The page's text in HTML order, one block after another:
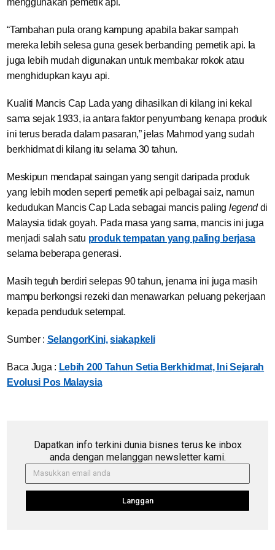
“Tambahan pula orang kampung apabila bakar sampah
mereka lebih selesa guna gesek berbanding pemetik api. Ia
juga lebih mudah digunakan untuk membakar rokok atau
menghidupkan kayu api.
Kualiti Mancis Cap Lada yang dihasilkan di kilang ini kekal
sama sejak 1933, ia antara faktor penyumbang kenapa produk
ini terus berada dalam pasaran,” jelas Mahmod yang sudah
berkhidmat di kilang itu selama 30 tahun.
Meskipun mendapat saingan yang sengit daripada produk
yang lebih moden seperti pemetik api pelbagai saiz, namun
kedudukan Mancis Cap Lada sebagai mancis paling legenddi
Malaysia tidak goyah. Pada masa yang sama, mancis ini juga
menjadi salah satu produk tempatan yang paling berjasa
selama beberapa generasi.
Masih teguh berdiri selepas 90 tahun, jenama ini juga masih
mampu berkongsi rezeki dan menawarkan peluang pekerjaan
kepada penduduk setempat.
Sumber : SelangorKini, siakapkeli
Baca Juga : Lebih 200 Tahun Setia Berkhidmat, Ini Sejarah
Evolusi Pos Malaysia
Dapatkan info terkini dunia bisnes terus ke inbox
anda dengan melanggan newsletter kami.
Langgan